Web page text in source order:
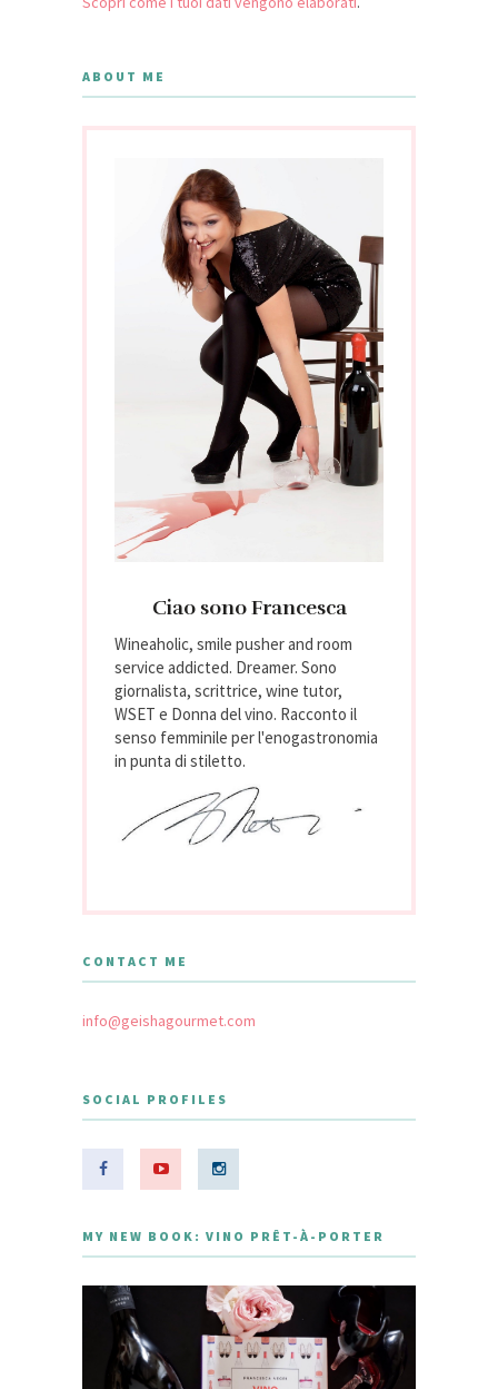
ABOUT ME
Ciao sono Francesca
Wineaholic, smile pusher and room
service addicted. Dreamer. Sono
giornalista, scrittrice, wine tutor,
WSET e Donna del vino. Racconto il
senso femminile per l'enogastronomia
in punta di stiletto.
CONTACT ME
info@geishagourmet.com
SOCIAL PROFILES
MY NEW BOOK: VINO PRÊT-À-PORTER